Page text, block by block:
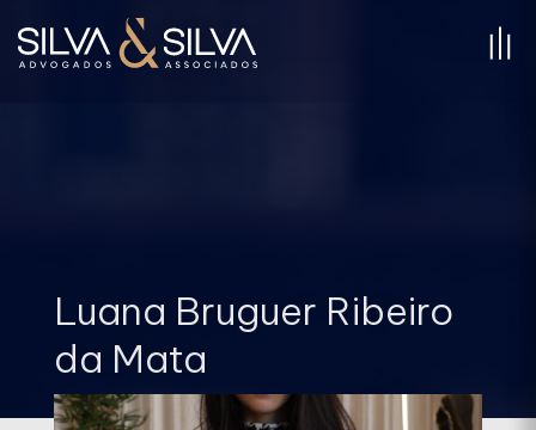
Luana Bruguer Ribeiro
da Mata